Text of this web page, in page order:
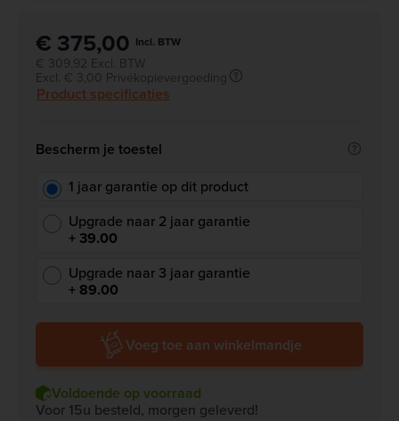
€ 375,00 Incl. BTW
€ 309,92 Excl. BTW
Excl. € 3,00 Privékopievergoeding
Product specificaties
Bescherm je toestel
1 jaar garantie op dit product
Upgrade naar 2 jaar garantie
+ 39.00
Upgrade naar 3 jaar garantie
+ 89.00
Voeg toe aan winkelmandje
Voldoende op voorraad
Voor 15u besteld, morgen geleverd!